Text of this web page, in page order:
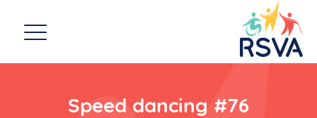
Speed dancing #76